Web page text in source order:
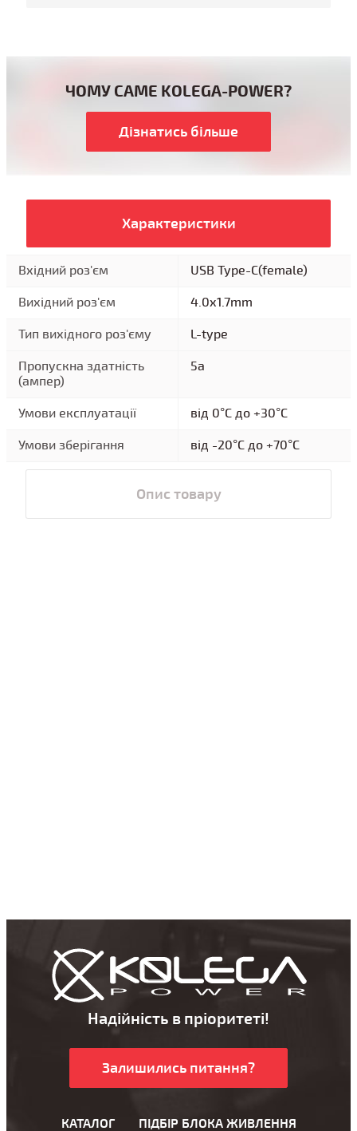
ЧОМУ САМЕ KOLEGA-POWER?
Дізнатись більше
Характеристики
Вхідний роз'єм
USB Type-C(female)
Вихідний роз'єм
4.0x1.7mm
Тип вихідного роз'єму
L-type
Пропускна здатність
(ампер)
5a
Умови експлуатації
від 0°C до +30°C
Умови зберігання
від -20°C до +70°C
Опис товару
Надійність в пріоритеті!
Залишились питання?
КАТАЛОГ
ПІДБІР БЛОКА ЖИВЛЕННЯ